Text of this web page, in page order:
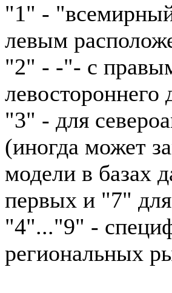
"1" -
левым
"2" - -"- с
левостороннего
"3" - для
(иногда может
модели в базах
первых и "7"
"4"..."9" -
региональных